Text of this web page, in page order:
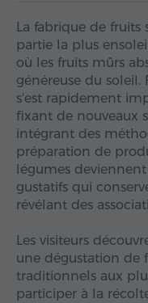
La fabrique de fruits
partie la plus
où les fruits mûrs
généreuse du
s'est rapidement
fixant de nouveaux
intégrant des
préparation de
légumes
gustatifs qui
révélant des
Les visiteurs
une dégustation de
traditionnels aux
participer à la